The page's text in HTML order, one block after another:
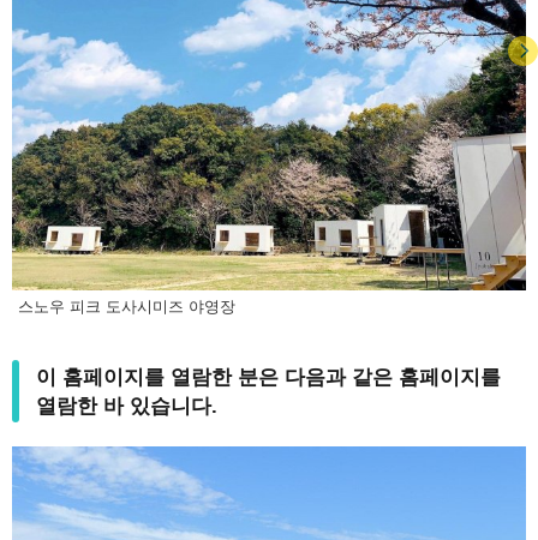
스노우 피크 도사시미즈 야영장
이 홈페이지를 열람한 분은 다음과 같은 홈페이지를
열람한 바 있습니다.